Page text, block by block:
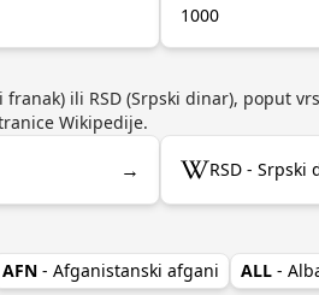
1000
ili RSD (Srpski dinar), poput
Wikipedije.
→ RSD -
AFN - Afganistanski afgani ALL -